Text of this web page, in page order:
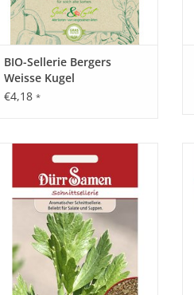
BIO-Sellerie Bergers
Weisse Kugel
€4,18 *
Knollenbildung. Das frische Kraut
ist beliebt für Suppen, Salate und
Fleischgerichte.
ZUM WARENKORB HINZUFÜGEN